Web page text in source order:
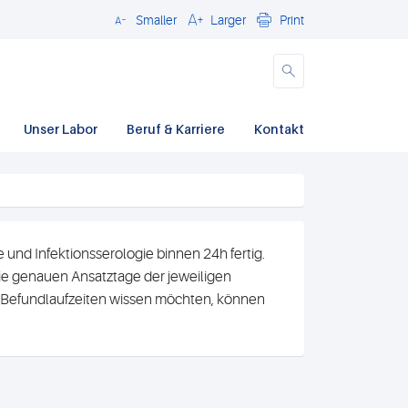
CloseSmaller Larger Print
Unser Labor Beruf & Karriere Kontakt
Infektionsserologie binnen 24h fertig.
genauen Ansatztage der jeweiligen
wissen möchten, können